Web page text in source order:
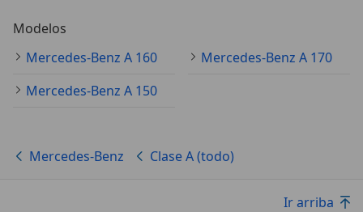
Modelos
Mercedes-Benz A 160
Mercedes-Benz A 170
Mercedes-Benz A 150
Mercedes-Benz Clase A (todo)
Ir arriba